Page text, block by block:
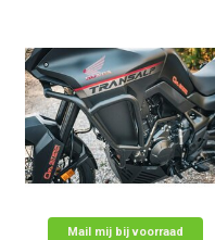
Mail mij bij voorraad